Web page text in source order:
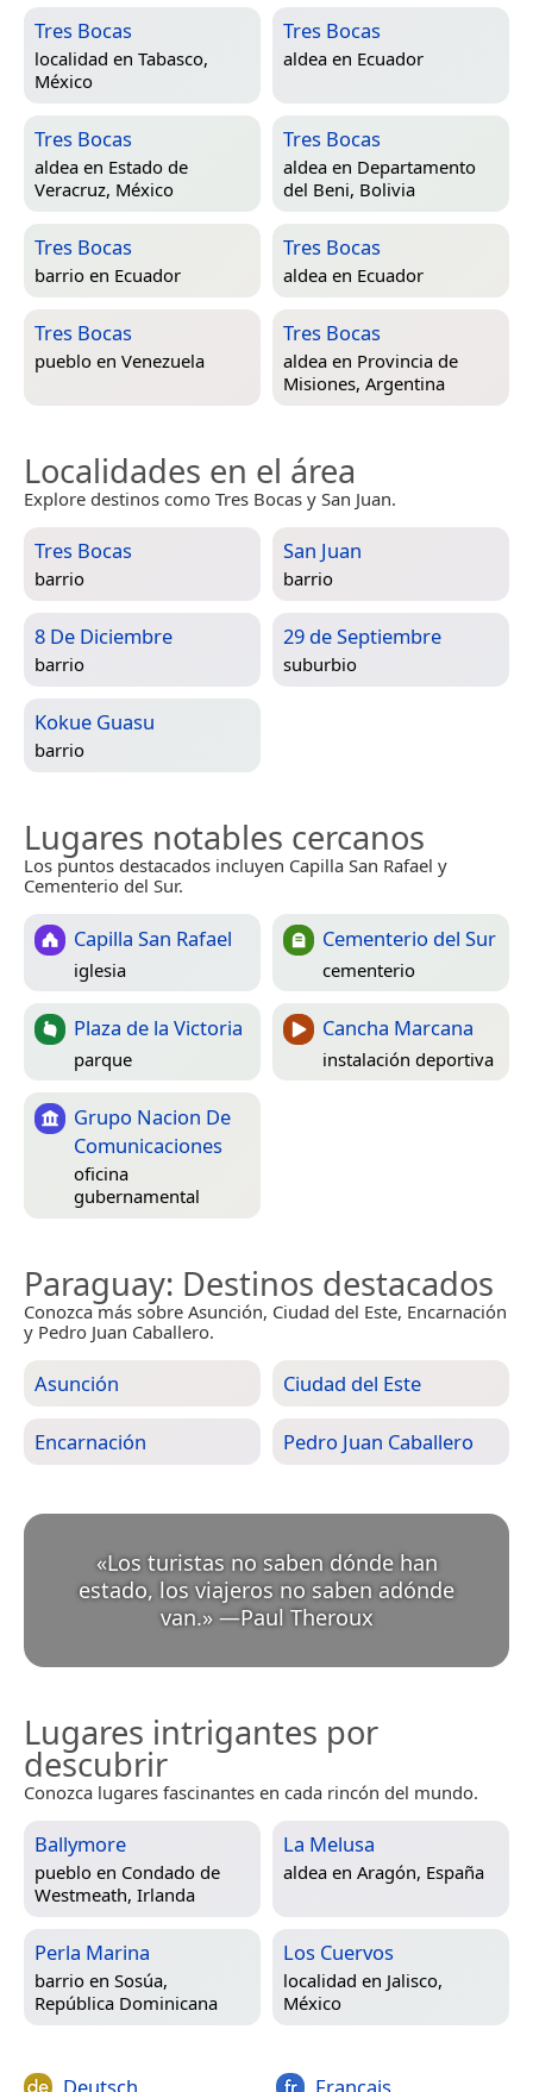
Tres Bocas
localidad en Tabasco,
México
Tres Bocas
aldea en Ecuador
Tres Bocas
aldea en Estado de
Veracruz, México
Tres Bocas
aldea en Departamento
del Beni, Bolivia
Tres Bocas
barrio en Ecuador
Tres Bocas
aldea en Ecuador
Tres Bocas
pueblo en Venezuela
Tres Bocas
aldea en Provincia de
Misiones, Argentina
Localidades en el área
Explore destinos como Tres Bocas y San Juan.
Tres Bocas
barrio
San Juan
barrio
8 De Diciembre
barrio
29 de Septiembre
suburbio
Kokue Guasu
barrio
Lugares notables cercanos
Los puntos destacados incluyen Capilla San Rafael y
Cementerio del Sur.
Capilla San Rafael
iglesia
Cementerio del Sur
cementerio
Plaza de la Victoria
parque
Cancha Marcana
instalación deportiva
Grupo Nacion De
Comunicaciones
oficina
gubernamental
Paraguay: Destinos destacados
Conozca más sobre Asunción, Ciudad del Este, Encarnación
y Pedro Juan Caballero.
Asunción Ciudad del Este
Encarnación Pedro Juan Caballero
«Los turistas no saben dónde han
estado, los viajeros no saben adónde
van.» —Paul Theroux
Lugares intrigantes por
descubrir
Conozca lugares fascinantes en cada rincón del mundo.
Ballymore
pueblo en Condado de
Westmeath, Irlanda
La Melusa
aldea en Aragón, España
Perla Marina
barrio en Sosúa,
República Dominicana
Los Cuervos
localidad en Jalisco,
México